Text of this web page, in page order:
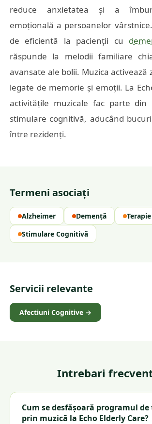
reduce anxietatea și a
emoțională a persoanelor
de eficientă la pacienții cu
răspunde la melodii familiare
avansate ale bolii. Muzica activează
legate de memorie și emoții. La
activitățile muzicale fac parte din
stimulare cognitivă, aducând
între rezidenți.
Termeni asociați
Alzheimer Demență
Stimulare Cognitivă
Servicii relevante
Afectiuni Cognitive →
Intrebari
Cum se desfășoară programul
prin muzică la Echo Elderly Care?